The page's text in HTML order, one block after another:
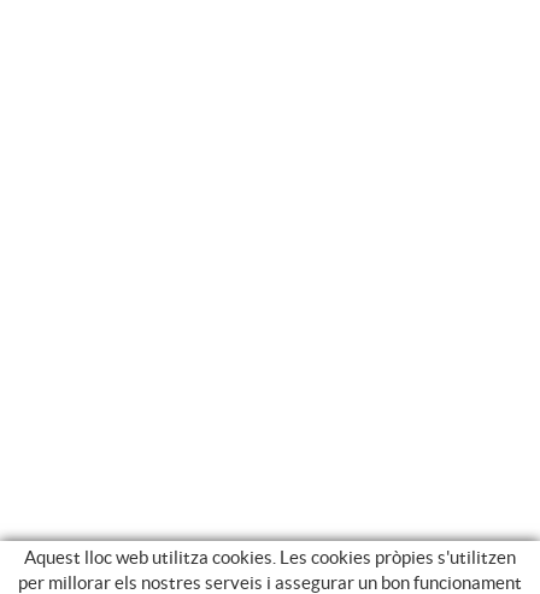
Aquest lloc web utilitza cookies. Les cookies pròpies s'utilitzen
per millorar els nostres serveis i assegurar un bon funcionament